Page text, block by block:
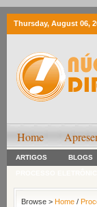
Thursday, August 06,
Home
ARTIGOS BLOGS
Browse > Home /